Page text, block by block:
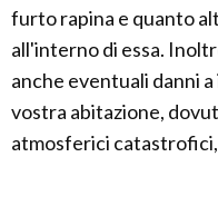
furto rapina e quanto
all'interno di essa.
anche eventuali danni
vostra abitazione,
atmosferici